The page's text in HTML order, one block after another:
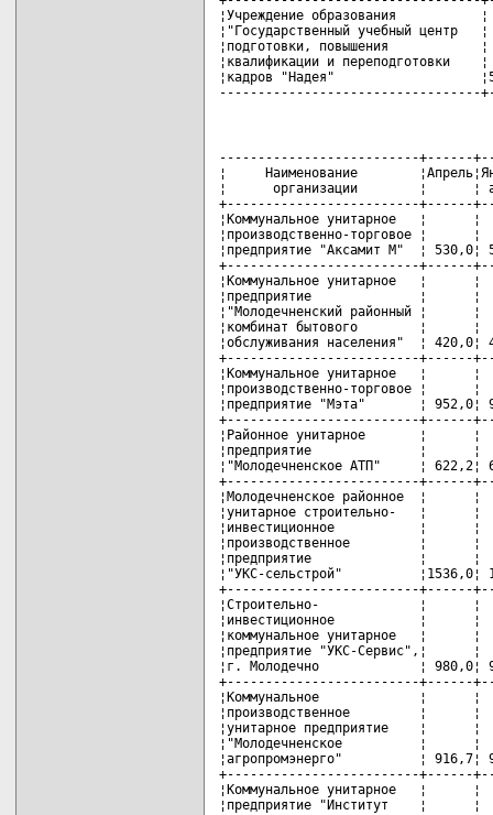
¦Учреждение образования
¦"Государственный учебный
¦подготовки, повышения
¦квалификации и
¦кадров "Надея"
----------------------------------
--------------------------+------
¦     Наименование
¦      организации        ¦      ¦
+-------------------------+------
¦Коммунальное унитарное
¦производственно-
¦предприятие "Аксамит М"  ¦
+-------------------------+------
¦Коммунальное унитарное
¦предприятие              ¦
¦"Молодечненский
¦комбинат бытового        ¦
¦обслуживания населения"  ¦
+-------------------------+------
¦Коммунальное унитарное
¦производственно-
¦предприятие "Мэта"       ¦
+-------------------------+------
¦Районное унитарное
¦предприятие              ¦
¦"Молодечненское АТП"     ¦
+-------------------------+------
¦Молодечненское районное
¦унитарное строительно-
¦инвестиционное           ¦
¦производственное         ¦
¦предприятие              ¦
¦"УКС-сельстрой"          ¦1536,0¦
+-------------------------+------
¦Строительно-             ¦
¦инвестиционное           ¦
¦коммунальное унитарное
¦предприятие "УКС-
¦г. Молодечно             ¦ 980,0¦
+-------------------------+------
¦Коммунальное             ¦
¦производственное         ¦
¦унитарное предприятие
¦"Молодечненское          ¦
¦агропромэнерго"          ¦ 916,7¦
+-------------------------+------
¦Коммунальное унитарное
¦предприятие "Институт